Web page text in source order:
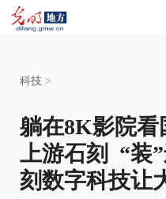
科技 >
躺在8K影院看
上游石刻 “装
刻数字科技让